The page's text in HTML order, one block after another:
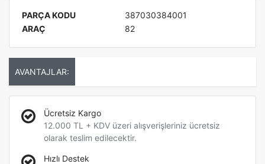
PARÇA KODU
387030384001
ARAÇ
82
AVANTAJLAR:
Ücretsiz Kargo
12.000 TL + KDV üzeri alışverişleriniz ücretsiz
olarak teslim edilecektir.
Hızlı Destek